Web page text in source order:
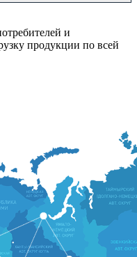
и
продукции по всей